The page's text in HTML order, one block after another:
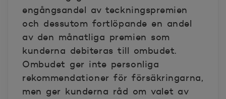
engångsandel av teckningspremien
och dessutom fortlöpande en andel
av den månatliga premien som
kunderna debiteras till ombudet.
Ombudet ger inte personliga
rekommendationer för försäkringarna,
men ger kunderna råd om valet av